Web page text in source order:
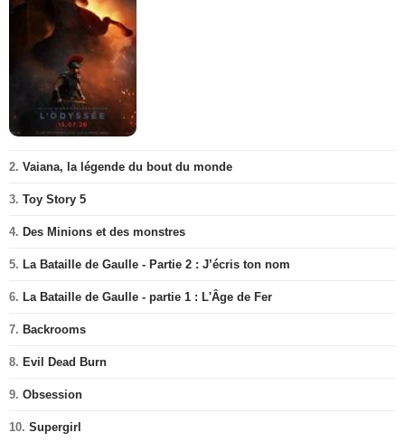
2. Vaiana, la légende du bout du monde
3. Toy Story 5
4. Des Minions et des monstres
5. La Bataille de Gaulle - Partie 2 : J’écris ton nom
6. La Bataille de Gaulle - partie 1 : L'Âge de Fer
7. Backrooms
8. Evil Dead Burn
9. Obsession
10. Supergirl